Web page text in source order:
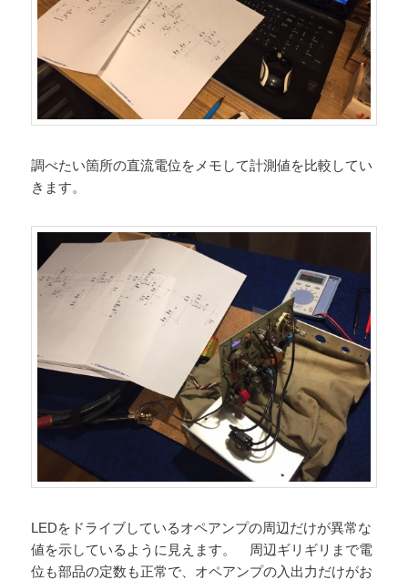
調べたい箇所の直流電位をメモして計測値を比較してい
きます。
LEDをドライブしているオペアンプの周辺だけが異常な
値を示しているように見えます。 周辺ギリギリまで電
位も部品の定数も正常で、オペアンプの入出力だけがお